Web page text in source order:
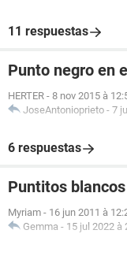
11 respuestas
Punto negro en
HERTER - 8 nov 2015 à
JoseAntonioprieto - 7
6 respuestas
Puntitos
Myriam - 16 jun 2011 à
Gemma - 15 jul 2022 à